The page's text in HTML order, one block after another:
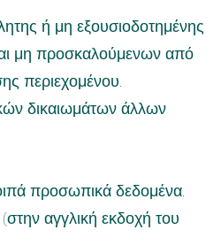
ή μη εξουσιοδοτημένης
μη προσκαλούμενων από
περιεχομένου.
δικαιωμάτων άλλων
προσωπικά δεδομένα.
αγγλική εκδοχή του